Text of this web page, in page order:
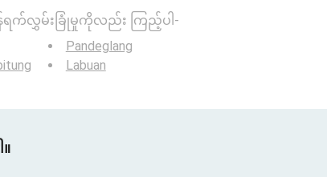
ရက်လွှမ်းခြုံမှုကိုလည်း ကြည့်ပါ-
Pandeglang
Labuan